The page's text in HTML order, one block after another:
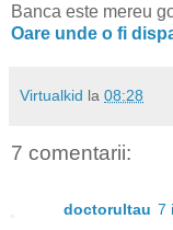
Banca este mereu
Oare unde o fi
Virtualkid la 08:28
7 comentarii:
doctorultau 7